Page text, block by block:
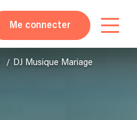
Me connecter
DJ Musique Mariage